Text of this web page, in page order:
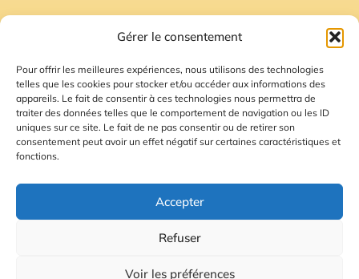
Gérer le consentement
Pour offrir les meilleures expériences, nous utilisons des technologies
telles que les cookies pour stocker et/ou accéder aux informations des
appareils. Le fait de consentir à ces technologies nous permettra de
traiter des données telles que le comportement de navigation ou les ID
uniques sur ce site. Le fait de ne pas consentir ou de retirer son
consentement peut avoir un effet négatif sur certaines caractéristiques et
fonctions.
Accepter
Refuser
Voir les préférences
Mentions Légales
Plan du site
Gestion des Cookies
© 2026 Radio Calade